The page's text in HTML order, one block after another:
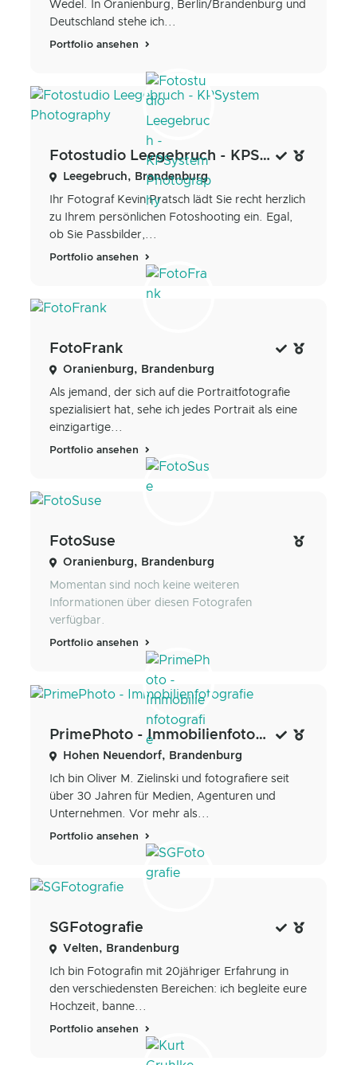
Wedel. In Oranienburg, Berlin/Brandenburg und
Deutschland stehe ich...
Portfolio ansehen
Fotostudio Leegebruch - KPSystem Photography
Leegebruch, Brandenburg
Ihr Fotograf Kevin Pratsch lädt Sie recht herzlich
zu Ihrem persönlichen Fotoshooting ein. Egal,
ob Sie Passbilder,...
Portfolio ansehen
FotoFrank
Oranienburg, Brandenburg
Als jemand, der sich auf die Portraitfotografie
spezialisiert hat, sehe ich jedes Portrait als eine
einzigartige...
Portfolio ansehen
FotoSuse
Oranienburg, Brandenburg
Momentan sind noch keine weiteren
Informationen über diesen Fotografen
verfügbar.
Portfolio ansehen
PrimePhoto - Immobilienfotografie
Hohen Neuendorf, Brandenburg
Ich bin Oliver M. Zielinski und fotografiere seit
über 30 Jahren für Medien, Agenturen und
Unternehmen. Vor mehr als...
Portfolio ansehen
SGFotografie
Velten, Brandenburg
Ich bin Fotografin mit 20jähriger Erfahrung in
den verschiedensten Bereichen: ich begleite eure
Hochzeit, banne...
Portfolio ansehen